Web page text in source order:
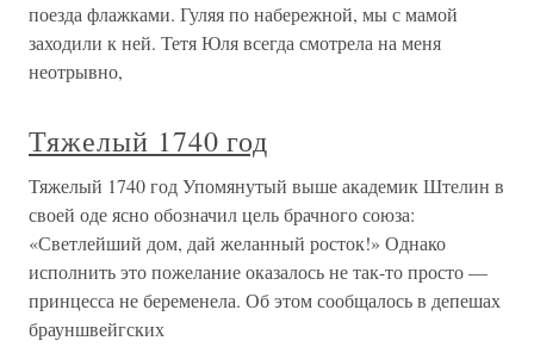
поезда флажками. Гуляя по набережной, мы с мамой
заходили к ней. Тетя Юля всегда смотрела на меня
неотрывно,
Тяжелый 1740 год
Тяжелый 1740 год Упомянутый выше академик Штелин в
своей оде ясно обозначил цель брачного союза:
«Светлейший дом, дай желанный росток!» Однако
исполнить это пожелание оказалось не так-то просто —
принцесса не беременела. Об этом сообщалось в депешах
брауншвейгских